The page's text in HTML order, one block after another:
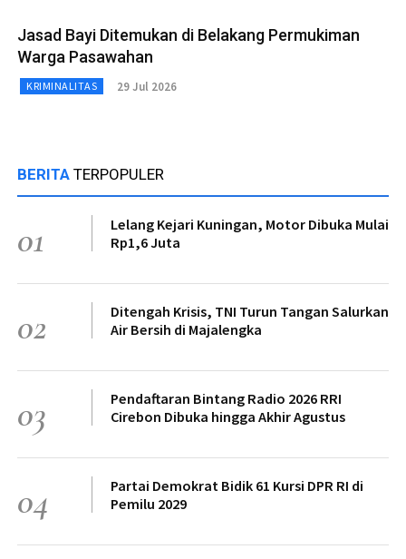
Jasad Bayi Ditemukan di Belakang Permukiman
Warga Pasawahan
KRIMINALITAS 29 Jul 2026
BERITA TERPOPULER
01
Lelang Kejari Kuningan, Motor Dibuka Mulai
Rp1,6 Juta
02
Ditengah Krisis, TNI Turun Tangan Salurkan
Air Bersih di Majalengka
03
Pendaftaran Bintang Radio 2026 RRI
Cirebon Dibuka hingga Akhir Agustus
04
Partai Demokrat Bidik 61 Kursi DPR RI di
Pemilu 2029